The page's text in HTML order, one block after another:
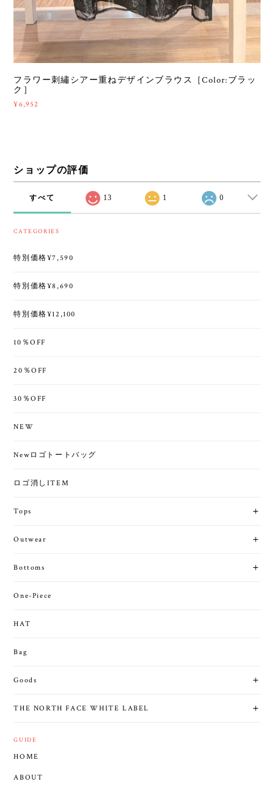
フラワー刺繡シアー重ねデザインブラウス［Color:ブラッ
ク］
¥6,952
ショップの評価
すべて 13 1 0
CATEGORIES
特別価格¥7,590
特別価格¥8,690
特別価格¥12,100
10％OFF
20％OFF
30％OFF
NEW
Newロゴトートバッグ
ロゴ消しITEM
Tops
Outwear
Bottoms
One-Piece
HAT
Bag
Goods
THE NORTH FACE WHITE LABEL
GUIDE
HOME
ABOUT